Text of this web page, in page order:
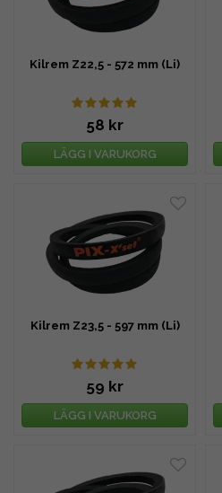
Kilrem Z22,5 - 572 mm (Li)
58 kr
LÄGG I VARUKORG
Kilrem Z23,5 - 597 mm (Li)
59 kr
LÄGG I VARUKORG